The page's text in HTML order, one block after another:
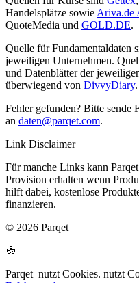
Handelsplätze sowie Ariva.de
QuoteMedia und GOLD.DE.
Quelle für Fundamentaldaten
jeweiligen Unternehmen.
und Datenblätter der
überwiegend von DivvyDiary.
Fehler gefunden? Bitte sende
an daten@parqet.com.
Link Disclaimer
Für manche Links kann
Provision erhalten wenn
hilft dabei, kostenlose
finanzieren.
© 2026 Parqet
🍪
Parqet nutzt Cookies. nutzt